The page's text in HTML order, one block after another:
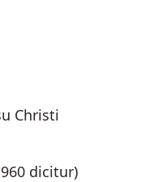
Christi
dicitur)